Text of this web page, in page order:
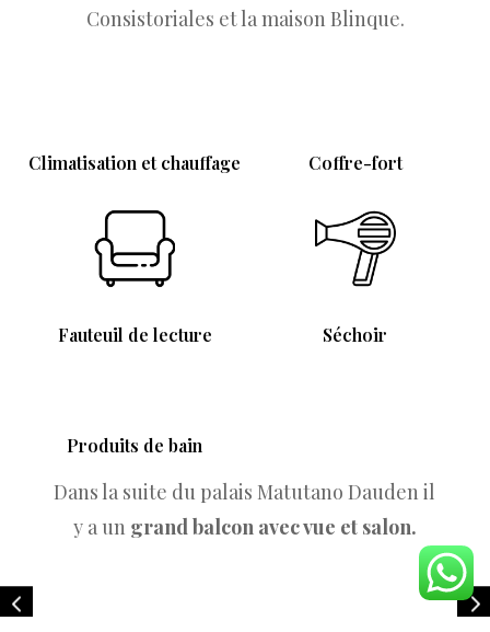
Consistoriales et la maison Blinque.
Climatisation et chauffage Coffre-fort
Fauteuil de lecture Séchoir
Produits de bain
Dans la suite du palais Matutano Dauden il
y a un grand balcon avec vue et salon.